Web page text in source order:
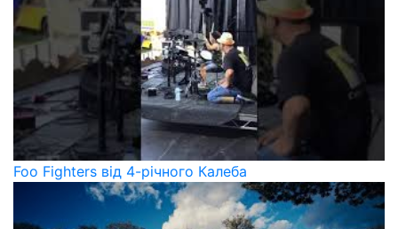
Foo Fighters від 4-річного Калеба